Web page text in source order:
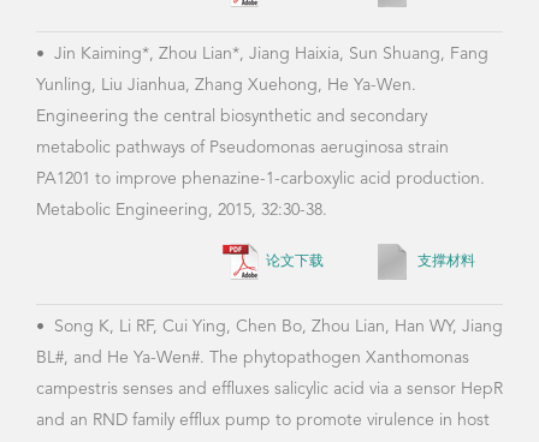
• Jin Kaiming*, Zhou Lian*, Jiang Haixia, Sun Shuang, Fang
Yunling, Liu Jianhua, Zhang Xuehong, He Ya-Wen.
Engineering the central biosynthetic and secondary
metabolic pathways of Pseudomonas aeruginosa strain
PA1201 to improve phenazine-1-carboxylic acid production.
Metabolic Engineering, 2015, 32:30-38.
论文下载 支撑材料
• Song K, Li RF, Cui Ying, Chen Bo, Zhou Lian, Han WY, Jiang
BL#, and He Ya-Wen#. The phytopathogen Xanthomonas
campestris senses and effluxes salicylic acid via a sensor HepR
and an RND family efflux pump to promote virulence in host